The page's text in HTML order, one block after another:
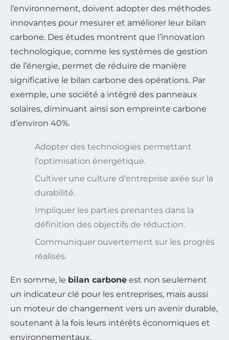
l’environnement, doivent adopter des méthodes
innovantes pour mesurer et améliorer leur bilan
carbone. Des études montrent que l’innovation
technologique, comme les systèmes de gestion
de l’énergie, permet de réduire de manière
significative le bilan carbone des opérations. Par
exemple, une société a intégré des panneaux
solaires, diminuant ainsi son empreinte carbone
d’environ 40%.
Adopter des technologies permettant
l’optimisation énergétique.
Cultiver une culture d’entreprise axée sur la
durabilité.
Impliquer les parties prenantes dans la
définition des objectifs de réduction.
Communiquer ouvertement sur les progrès
réalisés.
En somme, le bilan carbone est non seulement
un indicateur clé pour les entreprises, mais aussi
un moteur de changement vers un avenir durable,
soutenant à la fois leurs intérêts économiques et
environnementaux.